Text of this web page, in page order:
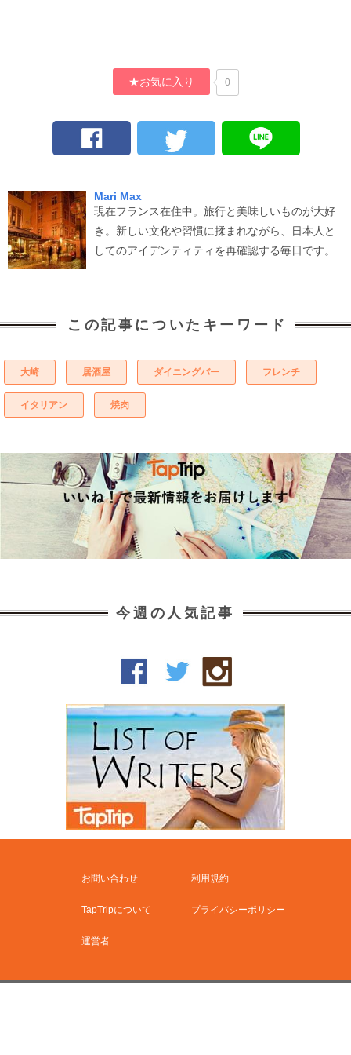
★お気に入り 0
Mari Max
現在フランス在住中。旅行と美味しいものが大好
き。新しい文化や習慣に揉まれながら、日本人と
してのアイデンティティを再確認する毎日です。
この記事についたキーワード
大崎 居酒屋 ダイニングバー フレンチ
イタリアン 焼肉
今週の人気記事
お問い合わせ 利用規約
TapTripについて プライバシーポリシー
運営者